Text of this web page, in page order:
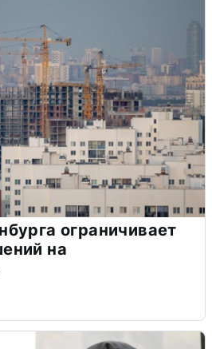
ограничивает
на